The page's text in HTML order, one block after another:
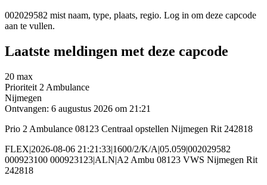
002029582 mist naam, type, plaats, regio. Log in om deze capcode
aan te vullen.
Laatste meldingen met deze capcode
20 max
Prioriteit 2 Ambulance
Nijmegen
Ontvangen: 6 augustus 2026 om 21:21
Prio 2 Ambulance 08123 Centraal opstellen Nijmegen Rit 242818
FLEX|2026-08-06 21:21:33|1600/2/K/A|05.059|002029582
000923100 000923123|ALN|A2 Ambu 08123 VWS Nijmegen Rit
242818